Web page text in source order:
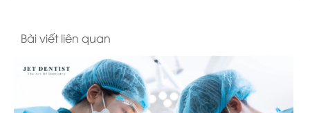
Bài viết liên quan